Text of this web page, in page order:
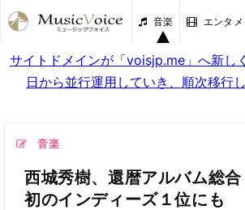
音楽 エンタメ
サイトドメインが「voisjp.me」へ新し
日から並行運用していき、順次移行
音楽
西城秀樹、還暦アルバム総
初のインディーズ１位にも